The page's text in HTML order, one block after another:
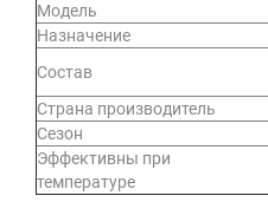
Модель
Назначение
Состав
Страна производитель
Сезон
Эффективны при
температуре